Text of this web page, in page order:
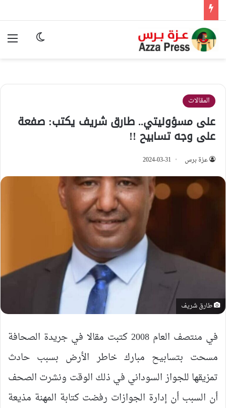
الوضع
المقالات
على مسؤوليتي.. طارق شريف يكتب: صفعة
على وجه تسابيح !!
عزة برس 2024-03-31
طارق شريف
في منتصف العام 2008 كتبت مقالا في جريدة الصحافة
مسحت بتسابيح مبارك خاطر الأرض بسبب حادث
تمزيقها للجواز السوداني في ذلك الوقت ونشرت الصحف
أن السبب أن إدارة الجوازات رفضت كتابة المهنة مذيعة